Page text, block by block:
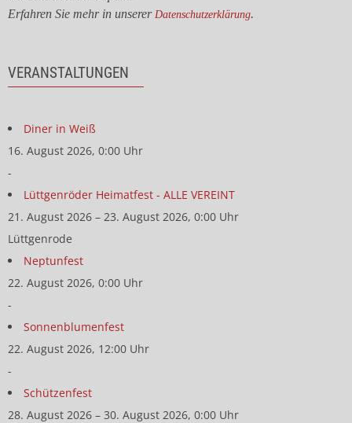
Erfahren Sie mehr in unserer Datenschutzerklärung.
VERANSTALTUNGEN
Diner in Weiß
16. August 2026, 0:00 Uhr
-
Lüttgenröder Heimatfest - ALLE VEREINT
21. August 2026 – 23. August 2026, 0:00 Uhr
Lüttgenrode
Neptunfest
22. August 2026, 0:00 Uhr
-
Sonnenblumenfest
22. August 2026, 12:00 Uhr
-
Schützenfest
28. August 2026 – 30. August 2026, 0:00 Uhr